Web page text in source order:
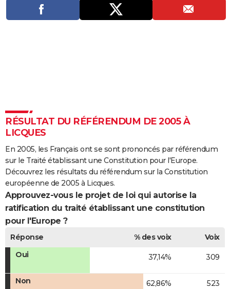
Destinations
Voyage nature
Voyage de noces
Dictionnaire
Biographies
Citations
Expressions
Proverbes
PROGRAMME TV
COPAINS D'AVANT
S'inscrire
Se connecter
Lycées
Collèges
Primaires
Universités
Entreprises
Service militaire
Avis de recherche
AVIS DE DÉCÈS
FORUM
Bricolage
Lifestyle
Culture
Sport
Auto
Television
Voyage
Cinema
RÉSULTAT DU RÉFÉRENDUM DE 2005 À
LICQUES
En 2005, les Français ont se sont prononcés par référendum
sur le Traité établissant une Constitution pour l'Europe.
Découvrez les résultats du référendum sur la Constitution
européenne de 2005 à Licques.
Approuvez-vous le projet de loi qui autorise la
ratification du traité établissant une constitution
pour l'Europe ?
Réponse % des voix
Voix
Oui
37,14% 309
Non 62,86% 523